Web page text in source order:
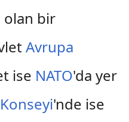
olan bir
Avrupa
ise NATO'da yer
'nde ise